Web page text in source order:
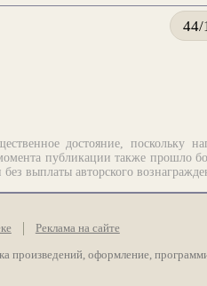
44/
достояние, поскольку
публикации также прошло
выплаты авторского
Реклама на сайте
оформление,